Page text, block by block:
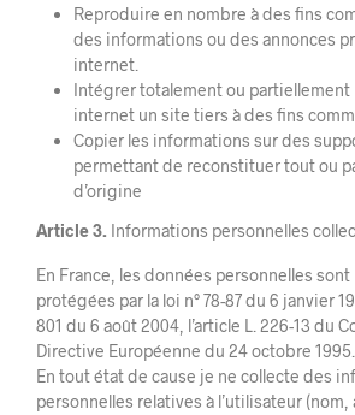
Reproduire en nombre à des fins
des informations ou des annonces
internet.
Intégrer totalement ou partiellement
internet un site tiers à des fins
Copier les informations sur des
permettant de reconstituer tout ou
d’origine
Article 3. Informations personnelles
En France, les données personnelles
protégées par la loi n° 78-87 du 6 janvier
801 du 6 août 2004, l’article L. 226-13 du
Directive Européenne du 24 octobre 1995.
En tout état de cause je ne collecte des
personnelles relatives à l’utilisateur (nom,